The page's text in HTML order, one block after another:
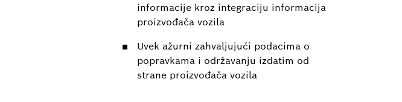
informacije kroz integraciju informacija
proizvođača vozila
Uvek ažurni zahvaljujući podacima o
popravkama i održavanju izdatim od
strane proizvođača vozila